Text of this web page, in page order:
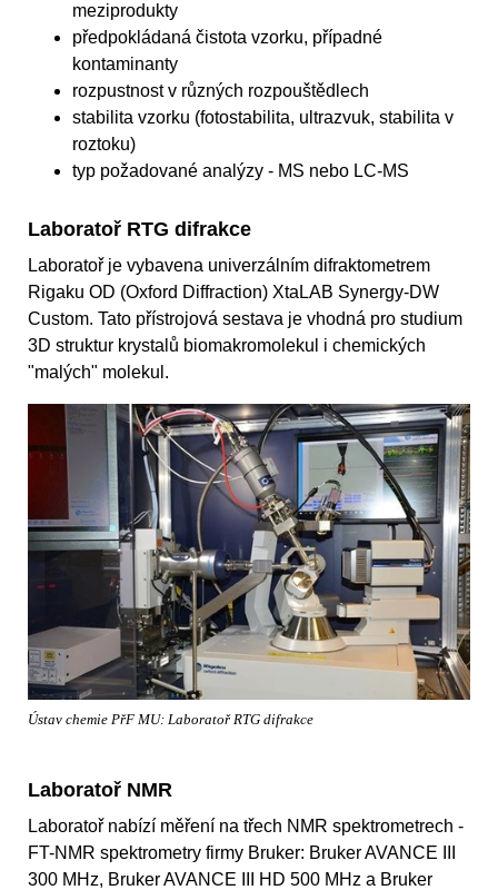
meziprodukty
předpokládaná čistota vzorku, případné
kontaminanty
rozpustnost v různých rozpouštědlech
stabilita vzorku (fotostabilita, ultrazvuk, stabilita v
roztoku)
typ požadované analýzy - MS nebo LC-MS
Laboratoř RTG difrakce
Laboratoř je vybavena univerzálním difraktometrem
Rigaku OD (Oxford Diffraction) XtaLAB Synergy-DW
Custom. Tato přístrojová sestava je vhodná pro studium
3D struktur krystalů biomakromolekul i chemických
"malých" molekul.
Ústav chemie PřF MU: Laboratoř RTG difrakce
Laboratoř NMR
Laboratoř nabízí měření na třech NMR spektrometrech -
FT-NMR spektrometry firmy Bruker: Bruker AVANCE III
300 MHz, Bruker AVANCE III HD 500 MHz a Bruker